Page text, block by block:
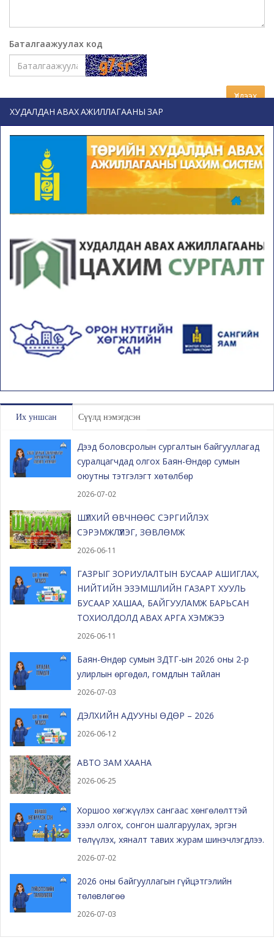
Баталгаажуулах код
Үлдээх
ХУДАЛДАН АВАХ АЖИЛЛАГААНЫ ЗАР
Их уншсан Сүүлд нэмэгдсэн
Дээд боловсролын сургалтын байгууллагад
суралцагчдад олгох Баян-Өндөр сумын
оюутны тэтгэлэгт хөтөлбөр
2026-07-02
ШҮЛХИЙ ӨВЧНӨӨС СЭРГИЙЛЭХ
СЭРЭМЖЛҮҮЛЭГ, ЗӨВЛӨМЖ
2026-06-11
ГАЗРЫГ ЗОРИУЛАЛТЫН БУСААР АШИГЛАХ,
НИЙТИЙН ЭЗЭМШЛИЙН ГАЗАРТ ХУУЛЬ
БУСААР ХАШАА, БАЙГУУЛАМЖ БАРЬСАН
ТОХИОЛДОЛД АВАХ АРГА ХЭМЖЭЭ
2026-06-11
Баян-Өндөр сумын ЗДТГ-ын 2026 оны 2-р
улирлын өргөдөл, гомдлын тайлан
2026-07-03
ДЭЛХИЙН АДУУНЫ ӨДӨР – 2026
2026-06-12
АВТО ЗАМ ХААНА
2026-06-25
Хоршоо хөгжүүлэх сангаас хөнгөлөлттэй
зээл олгох, сонгон шалгаруулах, эргэн
төлүүлэх, хяналт тавих журам шинэчлэгдлээ.
2026-07-02
2026 оны байгууллагын гүйцэтгэлийн
төлөвлөгөө
2026-07-03